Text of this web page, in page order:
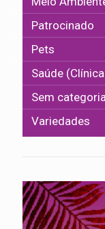
Patrocinado
Pets
Saúde
Sem
Variedades